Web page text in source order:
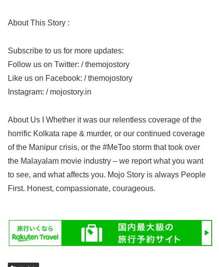
About This Story :
Subscribe to us for more updates:
Follow us on Twitter: / themojostory
Like us on Facebook: / themojostory
Instagram: / mojostory.in
About Us I Whether it was our relentless coverage of the
horrific Kolkata rape & murder, or our continued coverage
of the Manipur crisis, or the #MeToo storm that took over
the Malayalam movie industry – we report what you want
to see, and what affects you. Mojo Story is always People
First. Honest, compassionate, courageous.